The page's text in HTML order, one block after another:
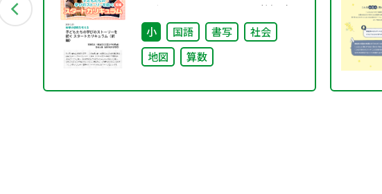
スタートカリキュラム（前編）
小 国語 書写
社会
地図
算数